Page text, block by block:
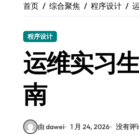
数据驱动下的传
数据驱动创新：
云安全护航传媒数
首页 综合聚焦 程序设计
程序设计
运维实习
南
由 dawei 1 月 24, 2026 没有评